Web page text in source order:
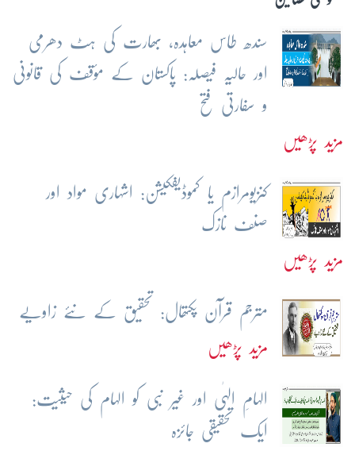
سندھ طاس معاہدہ، بھارت کی ہٹ دھرمی
اور حالیہ فیصلہ: پاکستان کے مؤقف کی قانونی
و سفارتی فتح
مزید پڑھیں
کنزیومرازم یا کموڈیفکیشن: اشہاری مواد اور
صنف نازک
مزید پڑھیں
مترجم قرآن پکتھال: تحقیق کے نئے زاویے
مزید پڑھیں
الہامِ الہٰی اور غیر نبی کو الہام کی حیثیت:
ایک تحقیقی جائزہ